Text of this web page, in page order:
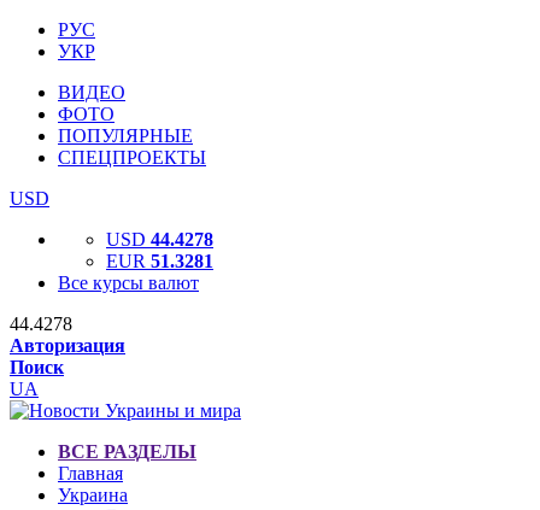
РУС
УКР
ВИДЕО
ФОТО
ПОПУЛЯРНЫЕ
СПЕЦПРОЕКТЫ
USD
USD 44.4278
EUR 51.3281
Все курсы валют
44.4278
Авторизация
Поиск
UA
ВСЕ РАЗДЕЛЫ
Главная
Украина